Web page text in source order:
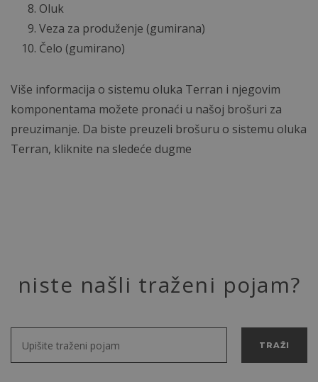
Oluk
Veza za produženje (gumirana)
Čelo (gumirano)
Više informacija o sistemu oluka Terran i njegovim
komponentama možete pronaći u našoj brošuri za
preuzimanje. Da biste preuzeli brošuru o sistemu oluka
Terran, kliknite na sledeće dugme
niste našli traženi pojam?
TRAŽI